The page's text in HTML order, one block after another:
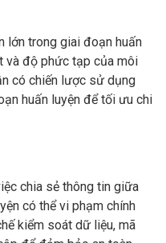
lớn trong giai đoạn huấn
và độ phức tạp của môi
có chiến lược sử dụng
huấn luyện để tối ưu chi
chia sẻ thông tin giữa
có thể vi phạm chính
kiểm soát dữ liệu, mã